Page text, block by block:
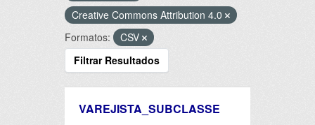
Creative Commons Attribution 4.0
Formatos:
CSV
Filtrar Resultados
VAREJISTA_SUBCLASSE